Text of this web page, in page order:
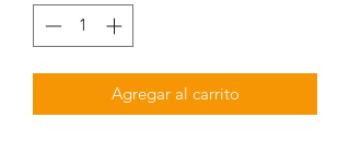
Agregar al carrito